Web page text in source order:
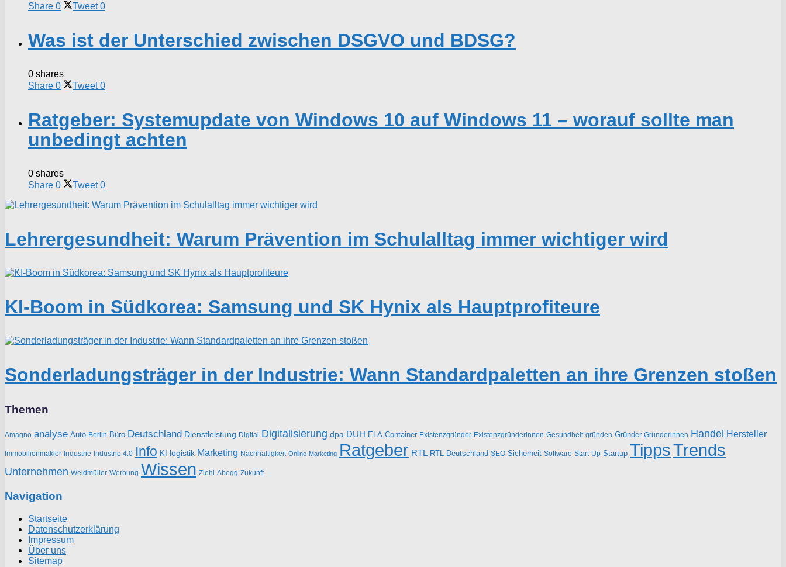
Share 0 Tweet 0
Was ist der Unterschied zwischen DSGVO und BDSG?
0 shares
Share 0 Tweet 0
Ratgeber: Systemupdate von Windows 10 auf Windows 11 – worauf sollte man
unbedingt achten
0 shares
Share 0 Tweet 0
Lehrergesundheit: Warum Prävention im Schulalltag immer wichtiger wird
KI-Boom in Südkorea: Samsung und SK Hynix als Hauptprofiteure
Sonderladungsträger in der Industrie: Wann Standardpaletten an ihre Grenzen stoßen
Themen
Amagno analyse Auto Berlin Büro Deutschland Dienstleistung Digital Digitalisierung dpa DUH ELA-Container Existenzgründer Existenzgründerinnen Gesundheit gründen Gründer Gründerinnen Handel Hersteller
Immobilienmakler Industrie Industrie 4.0 Info KI logistik Marketing Nachhaltigkeit Online-Marketing Ratgeber RTL RTL Deutschland SEO Sicherheit Software Start-Up Startup TippsTrends
Unternehmen Weidmüller Werbung Wissen Ziehl-Abegg Zukunft
Navigation
Startseite
Datenschutzerklärung
Impressum
Über uns
Sitemap